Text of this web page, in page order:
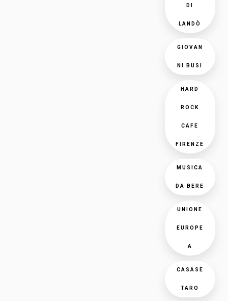
DI
LANDÒ
GIOVAN
NI BUSI
HARD
ROCK
CAFE
FIRENZE
MUSICA
DA BERE
UNIONE
EUROPE
A
CASASE
TARO